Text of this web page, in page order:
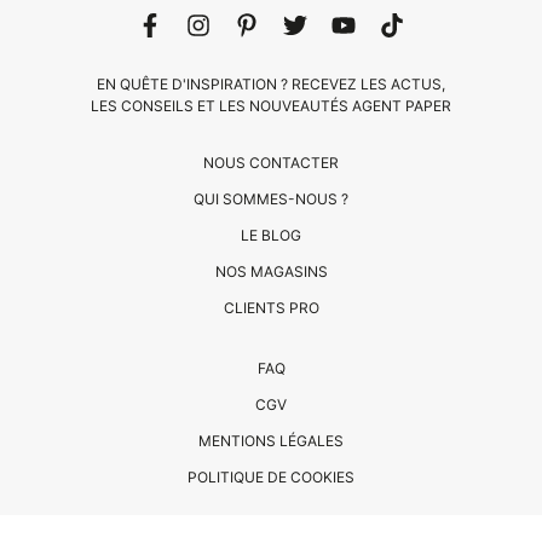
CONTACT
NOUS CONTACTER
QUI SOMMES-NOUS ?
LE BLOG
NOS MAGASINS
CLIENTS PRO
FAQ
CGV
MENTIONS LÉGALES
POLITIQUE DE COOKIES
EN QUÊTE D'INSPIRATION ? RECEVEZ LES ACTUS,
LES CONSEILS ET LES NOUVEAUTÉS AGENT PAPER